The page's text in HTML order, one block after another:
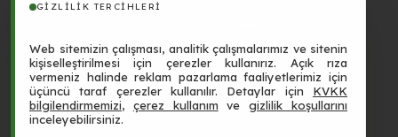
GIZLILIK TERCIHLERI
Web sitemizin çalışması, analitik çalışmalarımız ve sitenin
kişiselleştirilmesi için çerezler kullanırız. Açık rıza
vermeniz halinde reklam pazarlama faaliyetlerimiz için
üçüncü taraf çerezler kullanılır. Detaylar için KVKK
bilgilendirmemizi, çerez kullanım vegizlilik koşullarını
inceleyebilirsiniz.
3403